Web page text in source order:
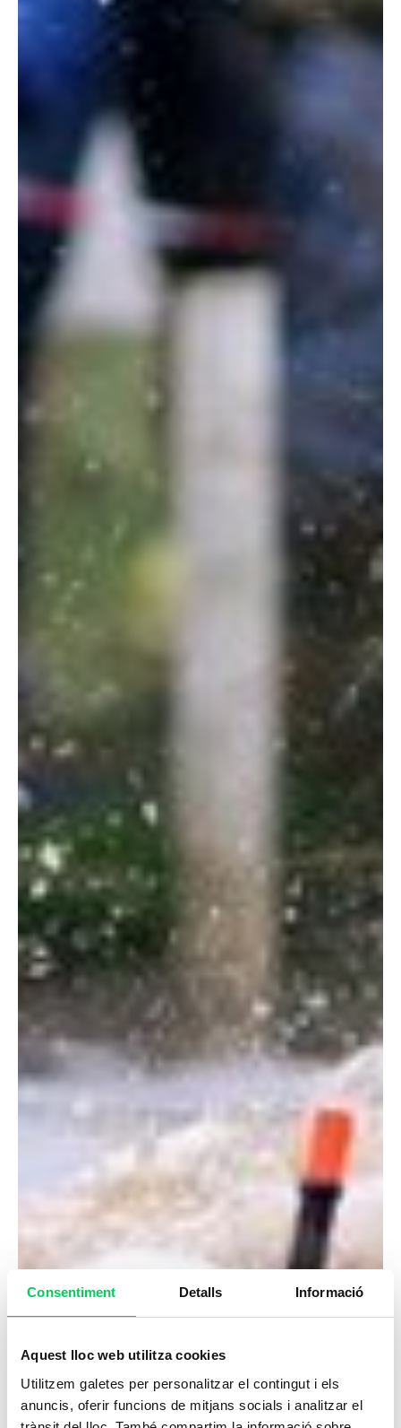
Consentiment Detalls Informació
Aquest lloc web utilitza cookies
Utilitzem galetes per personalitzar el contingut i els
anuncis, oferir funcions de mitjans socials i analitzar el